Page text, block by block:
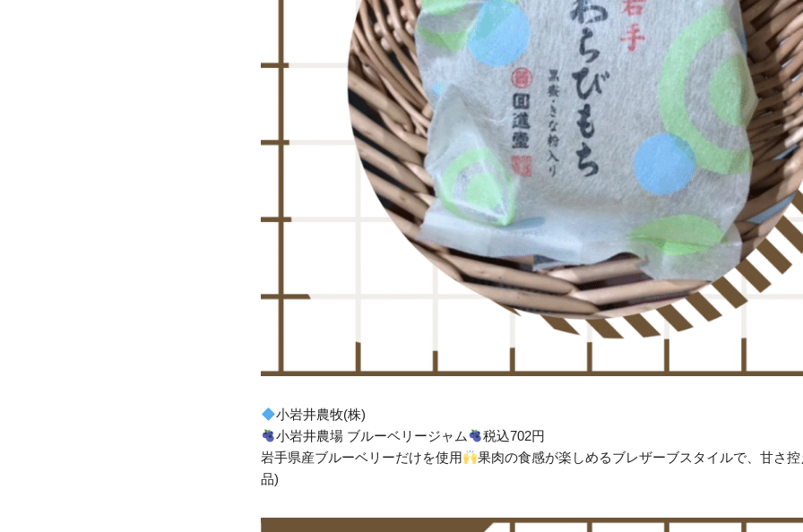
小岩井農牧(株)
小岩井農場 ブルーベリージャム
税込702円
岩手県産ブルーベリーだけを使用
果肉の食感が楽しめるブレザーブスタイルで、甘さ
品)